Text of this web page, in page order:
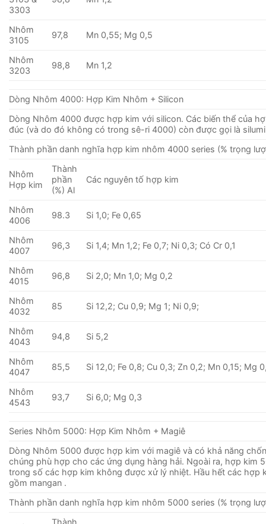
3303
Nhôm
3105
97,8 Mn 0,55; Mg 0,5
Nhôm
3203
98,8 Mn 1,2
Dòng Nhôm 4000: Hợp Kim Nhôm + Silicon
Dòng Nhôm 4000 được hợp kim với silicon. Các biến thể của
đúc (và do đó không có trong sê-ri 4000) còn được gọi là
Thành phần danh nghĩa hợp kim nhôm 4000 series (% trọng
Nhôm
Hợp kim
Thành
phần
(%) Al
Các nguyên tố hợp kim
Nhôm
4006
98.3 Si 1,0; Fe 0,65
Nhôm
4007
96,3 Si 1,4; Mn 1,2; Fe 0,7; Ni 0,3; Có Cr 0,1
Nhôm
4015
96,8 Si 2,0; Mn 1,0; Mg 0,2
Nhôm
4032
85 Si 12,2; Cu 0,9; Mg 1; Ni 0,9;
Nhôm
4043
94,8 Si 5,2
Nhôm
4047
85,5 Si 12,0; Fe 0,8; Cu 0,3; Zn 0,2; Mn 0,15; Mg
Nhôm
4543
93,7 Si 6,0; Mg 0,3
Series Nhôm 5000: Hợp Kim Nhôm + Magiê
Dòng Nhôm 5000 được hợp kim với magiê và có khả năng
chúng phù hợp cho các ứng dụng hàng hải. Ngoài ra, hợp kim
trong số các hợp kim không được xử lý nhiệt. Hầu hết các hợp
gồm mangan .
Thành phần danh nghĩa hợp kim nhôm 5000 series (% trọng
Thành